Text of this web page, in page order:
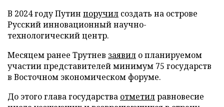
В 2024 году Путин поручил создать на острове
Русский инновационный научно-
технологический центр.
Месяцем ранее Трутнев заявил о планируемом
участии представителей минимум 75 государств
в Восточном экономическом форуме.
До этого глава государства отметилравновесие